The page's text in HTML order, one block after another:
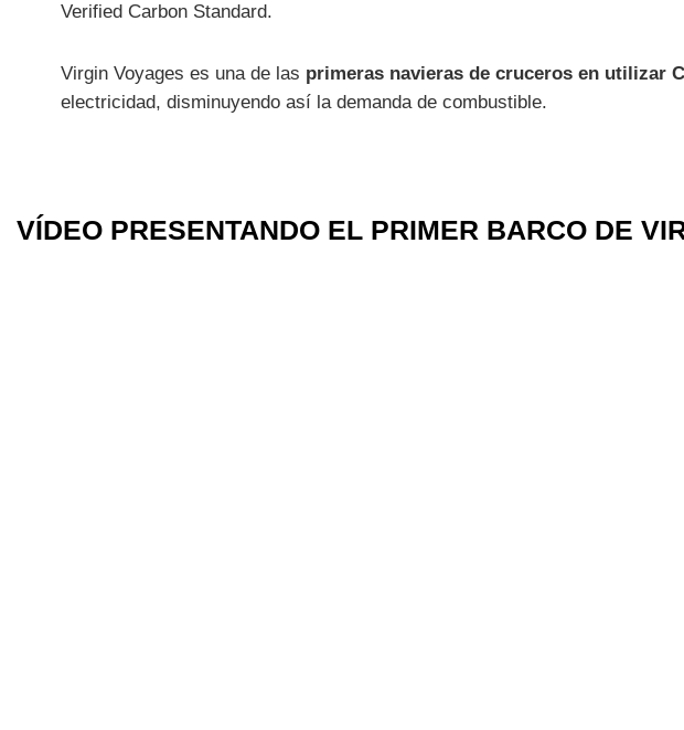
Verified Carbon Standard.
Virgin Voyages es una de las primeras navieras de cruceros en utilizar
electricidad, disminuyendo así la demanda de combustible.
VÍDEO PRESENTANDO EL PRIMER BARCO DE